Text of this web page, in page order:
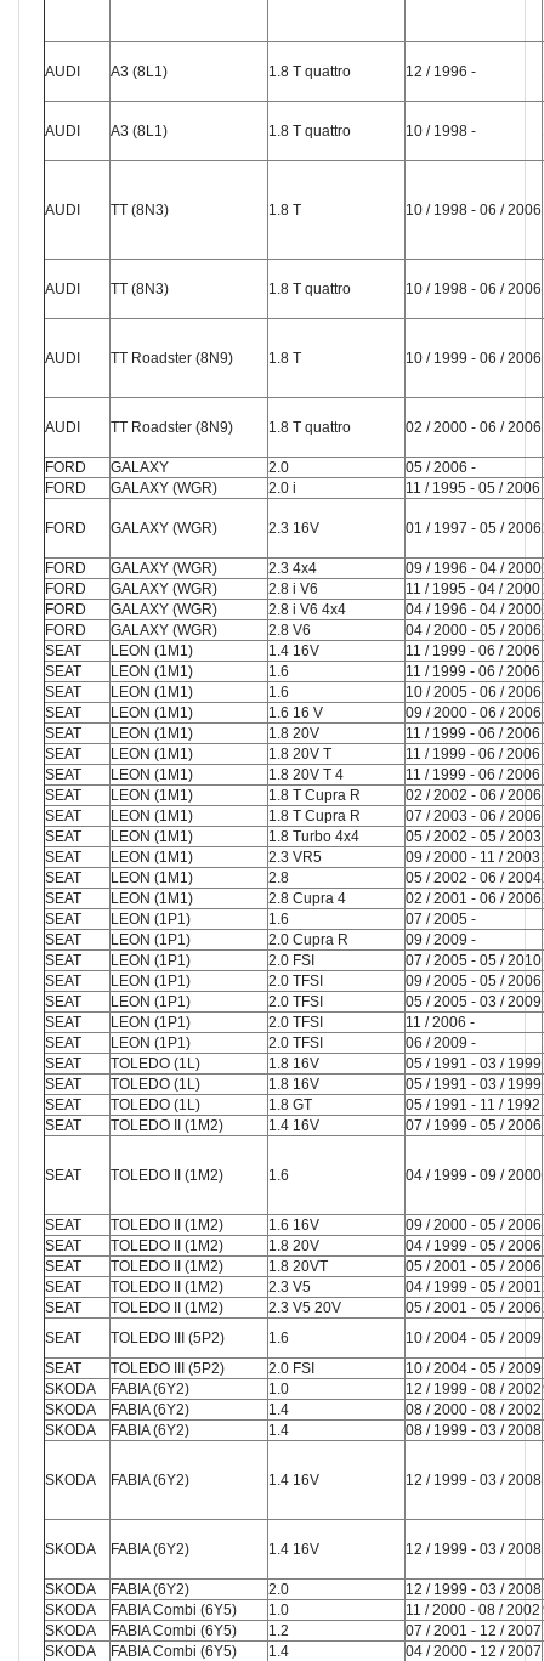
AUDI A3 (8L1) 1.8 T quattro 12 / 1996 -
AUDI A3 (8L1) 1.8 T quattro 10 / 1998 -
AUDI TT (8N3) 1.8 T 10 / 1998 - 06 / 2006
AUDI TT (8N3) 1.8 T quattro 10 / 1998 - 06 / 2006
AUDI TT Roadster (8N9) 1.8 T 10 / 1999 - 06 / 2006
AUDI TT Roadster (8N9) 1.8 T quattro 02 / 2000 - 06 / 2006
FORD GALAXY 2.0 05 / 2006 -
FORD
GALAXY (WGR) 2.0 i 11 / 1995 - 05 / 2006
FORD GALAXY (WGR) 2.3 16V 01 / 1997 - 05 / 2006
FORD GALAXY (WGR) 2.3 4x4 09 / 1996 - 04 / 2000
FORD
GALAXY (WGR) 2.8 i V6 11 / 1995 - 04 / 2000
FORD
GALAXY (WGR) 2.8 i V6 4x4 04 / 1996 - 04 / 2000
FORD
GALAXY (WGR) 2.8 V6 04 / 2000 - 05 / 2006
SEAT
LEON (1M1) 1.4 16V 11 / 1999 - 06 / 2006
SEAT
LEON (1M1) 1.6 11 / 1999 - 06 / 2006
SEAT
LEON (1M1) 1.6 10 / 2005 - 06 / 2006
SEAT
LEON (1M1) 1.6 16 V 09 / 2000 - 06 / 2006
SEAT
LEON (1M1) 1.8 20V 11 / 1999 - 06 / 2006
SEAT
LEON (1M1) 1.8 20V T 11 / 1999 - 06 / 2006
SEAT
LEON (1M1) 1.8 20V T 4 11 / 1999 - 06 / 2006
SEAT
LEON (1M1) 1.8 T Cupra R 02 / 2002 - 06 / 2006
SEAT
LEON (1M1) 1.8 T Cupra R 07 / 2003 - 06 / 2006
SEAT
LEON (1M1) 1.8 Turbo 4x4 05 / 2002 - 05 / 2003
SEAT
LEON (1M1) 2.3 VR5 09 / 2000 - 11 / 2003
SEAT
LEON (1M1) 2.8 05 / 2002 - 06 / 2004
SEAT
LEON (1M1) 2.8 Cupra 4 02 / 2001 - 06 / 2006
SEAT
LEON (1P1) 1.6 07 / 2005 -
SEAT
LEON (1P1) 2.0 Cupra R 09 / 2009 -
SEAT
LEON (1P1) 2.0 FSI 07 / 2005 - 05 / 2010
SEAT
LEON (1P1) 2.0 TFSI 09 / 2005 - 05 / 2006
SEAT
LEON (1P1) 2.0 TFSI 05 / 2005 - 03 / 2009
SEAT
LEON (1P1) 2.0 TFSI 11 / 2006 -
SEAT
LEON (1P1) 2.0 TFSI 06 / 2009 -
SEAT
TOLEDO (1L) 1.8 16V 05 / 1991 - 03 / 1999
SEAT
TOLEDO (1L) 1.8 16V 05 / 1991 - 03 / 1999
SEAT
TOLEDO (1L) 1.8 GT 05 / 1991 - 11 / 1992
SEAT
TOLEDO II (1M2) 1.4 16V 07 / 1999 - 05 / 2006
SEAT TOLEDO II (1M2) 1.6 04 / 1999 - 09 / 2000
SEAT TOLEDO II (1M2) 1.6 16V 09 / 2000 - 05 / 2006
SEAT
TOLEDO II (1M2) 1.8 20V 04 / 1999 - 05 / 2006
SEAT
TOLEDO II (1M2) 1.8 20VT 05 / 2001 - 05 / 2006
SEAT
TOLEDO II (1M2) 2.3 V5 04 / 1999 - 05 / 2001
SEAT
TOLEDO II (1M2) 2.3 V5 20V 05 / 2001 - 05 / 2006
SEAT
TOLEDO III (5P2) 1.6 10 / 2004 - 05 / 2009
SEAT
TOLEDO III (5P2) 2.0 FSI 10 / 2004 - 05 / 2009
SKODA
FABIA (6Y2) 1.0 12 / 1999 - 08 / 2002
SKODA
FABIA (6Y2) 1.4 08 / 2000 - 08 / 2002
SKODA
FABIA (6Y2) 1.4 08 / 1999 - 03 / 2008
SKODA FABIA (6Y2) 1.4 16V 12 / 1999 - 03 / 2008
SKODA FABIA (6Y2) 1.4 16V 12 / 1999 - 03 / 2008
SKODA FABIA (6Y2) 2.0 12 / 1999 - 03 / 2008
SKODA
FABIA Combi (6Y5) 1.0 11 / 2000 - 08 / 2002
SKODA
FABIA Combi (6Y5) 1.2 07 / 2001 - 12 / 2007
SKODA
FABIA Combi (6Y5) 1.4 04 / 2000 - 12 / 2007